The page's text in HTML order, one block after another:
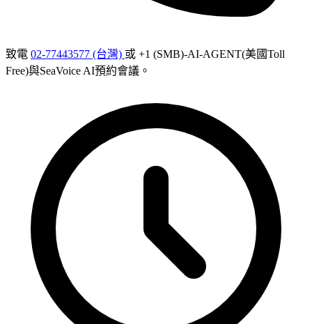
致電 02-77443577 (台灣) 或 +1 (SMB)-AI-AGENT(美國Toll
Free)與SeaVoice AI預約會議。